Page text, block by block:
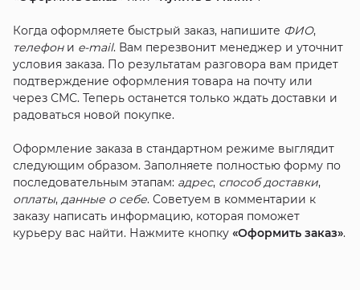
Marc Cony Discount - ТРЦ Вавилон, Ростов-на-Дону
Мало
Когда оформляете быстрый заказ, напишите ФИО,
телефони e-mail. Вам перезвонит менеджер и уточнит
условия заказа. По результатам разговора вам придет
подтверждение оформления товара на почту или
через СМС. Теперь останется только ждать доставки и
радоваться новой покупке.
Оформление заказа в стандартном режиме выглядит
следующим образом. Заполняете полностью форму по
последовательным этапам: адрес, способ доставки,
оплаты, данные о себе. Советуем в комментарии к
заказу написать информацию, которая поможет
курьеру вас найти. Нажмите кнопку «Оформить заказ».